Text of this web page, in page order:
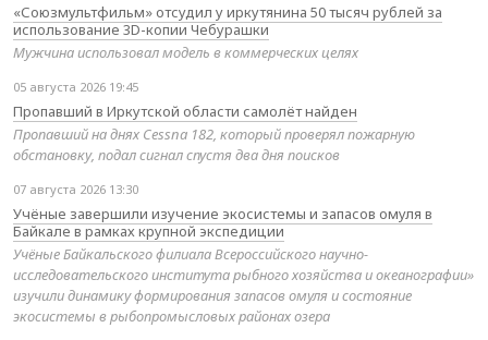
«Союзмультфильм» отсудил у иркутянина 50 тысяч рублей за
использование 3D-копии Чебурашки
Мужчина использовал модель в коммерческих целях
05 августа 2026 19:45
Пропавший в Иркутской области самолёт найден
Пропавший на днях Cessna 182, который проверял пожарную
обстановку, подал сигнал спустя два дня поисков
07 августа 2026 13:30
Учёные завершили изучение экосистемы и запасов омуля в
Байкале в рамках крупной экспедиции
Учёные Байкальского филиала Всероссийского научно-
исследовательского института рыбного хозяйства и океанографии»
изучили динамику формирования запасов омуля и состояние
экосистемы в рыбопромысловых районах озера